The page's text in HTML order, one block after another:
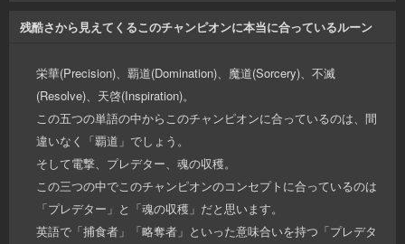
残酷さから見えてくるこのチャンピオンに本当に合っているルーン
栄華(Precision)、覇道(Domination)、魔道(Sorcery)、不滅
(Resolve)、天啓(Inspiration)。
この五つの単語の中からこのチャンピオンに合っているのは、間
違いなく「覇道」でしょう。
そして電撃、プレデター、魂の収穫。
この三つの中でこのチャンピオンのコンセプトに合っているのは
「プレデター」と「魂の収穫」だと思います。
英語で「捕食者」「略奪者」といった意味合いを持つ「プレデタ